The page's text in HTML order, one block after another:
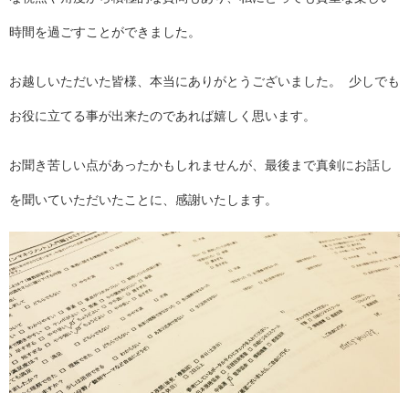
時間を過ごすことができました。
お越しいただいた皆様、本当にありがとうございました。 少しでも
お役に立てる事が出来たのであれば嬉しく思います。
お聞き苦しい点があったかもしれませんが、最後まで真剣にお話し
を聞いていただいたことに、感謝いたします。